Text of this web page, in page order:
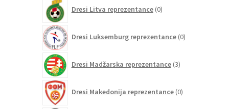
Dresi Litva reprezentance 0izdelkov
Dresi Luksemburg reprezentance 0izdelkov
Dresi Madžarska reprezentance 3izdelki
Dresi Makedonija reprezentance 0izdelkov